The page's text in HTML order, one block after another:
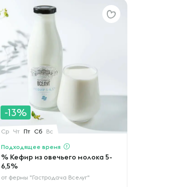
-13%
Ср Чт Пт Сб Вс
Подходящее время
% Кефир из овечьего молока 5-
6,5%
от фермы "Гастродача Вселуг"